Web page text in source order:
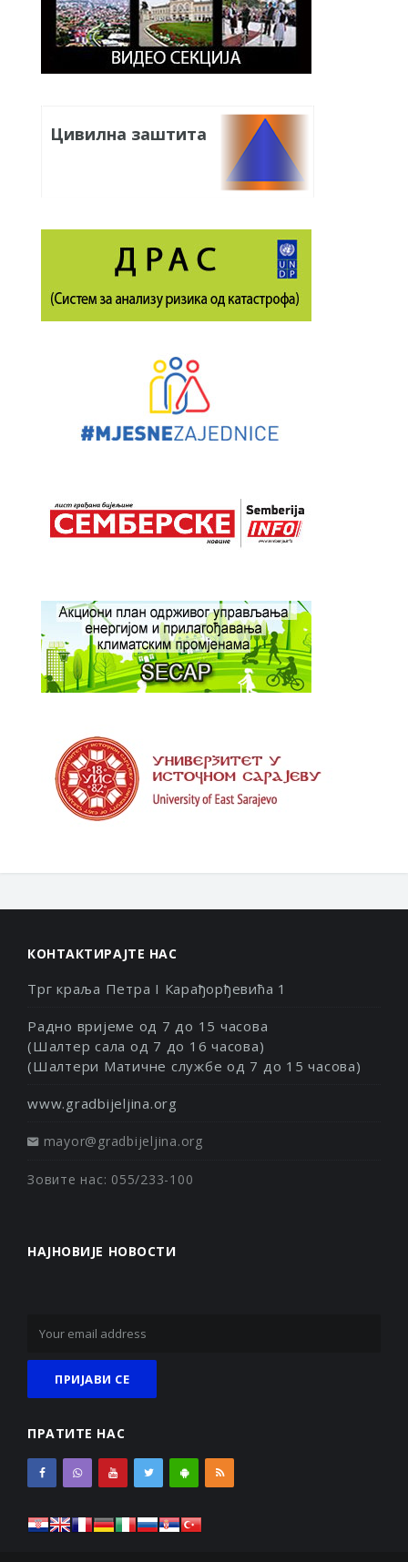
Цивилна заштита
КОНТАКТИРАЈТЕ НАС
Трг краља Петра I Карађорђевића 1
Радно вријеме од 7 до 15 часова
(Шалтер сала од 7 до 16 часова)
(Шалтери Матичне службе од 7 до 15 часова)
www.gradbijeljina.org
mayor@gradbijeljina.org
Зовите нас: 055/233-100
НАЈНОВИЈЕ НОВОСТИ
ПРАТИТЕ НАС